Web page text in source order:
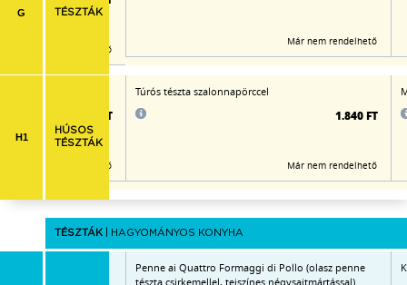
G TÉSZTÁK
Már nem rendelhető
Már nem rendelhető
H1
HÚSOS
TÉSZTÁK
1.920 FT
Már nem rendelhető
Túrós tészta szalonnapörccel
1.840 FT
Már nem rendelhető
TÉSZTÁK | HAGYOMÁNYOS KONYHA
Penne ai Quattro Formaggi di Pollo (olasz penne
tészta csirkemellel, tejszínes négysajtmártással)